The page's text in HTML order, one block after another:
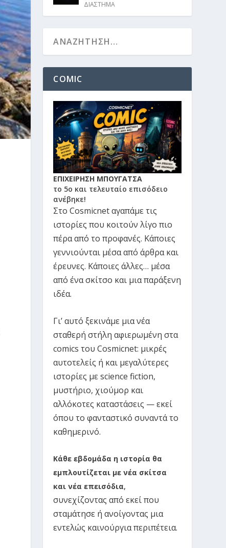
ΔΙΑΣΤΗΜΑ
COMIC
ΕΠΙΧΕΙΡΗΣΗ ΜΠΟΥΓΑΤΣΑ
το 5ο και τελευταίο επισόδειο
ανέβηκε!
Στο Cosmicnet αγαπάμε τις
ιστορίες που κοιτούν λίγο πιο
πέρα από το προφανές. Κάποιες
γεννιούνται μέσα από άρθρα και
έρευνες. Κάποιες άλλες… μέσα
από ένα σκίτσο και μια παράξενη
ιδέα.
Γι’ αυτό ξεκινάμε μια νέα
σταθερή στήλη αφιερωμένη στα
comics του Cosmicnet: μικρές
αυτοτελείς ή και μεγαλύτερες
ιστορίες με science fiction,
μυστήριο, χιούμορ και
αλλόκοτες καταστάσεις — εκεί
όπου το φανταστικό συναντά το
καθημερινό.
Κάθε εβδομάδα η ιστορία θα
εμπλουτίζεται με νέα σκίτσα
και νέα επεισόδια,
συνεχίζοντας από εκεί που
σταμάτησε ή ανοίγοντας μια
εντελώς καινούργια περιπέτεια.